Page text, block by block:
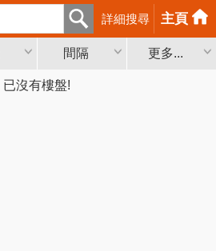
詳細搜尋 主頁
間隔 更多...
已沒有樓盤!